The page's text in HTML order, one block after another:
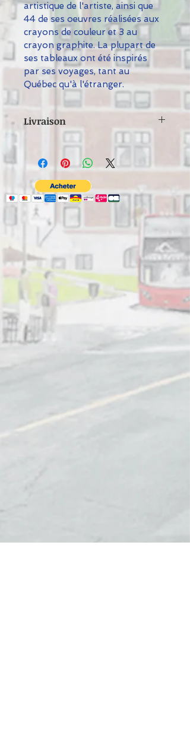
artistique de l'artiste, ainsi que
44 de ses oeuvres réalisées aux
crayons de couleur et 3 au
crayon graphite. La plupart de
ses tableaux ont été inspirés
par ses voyages, tant au
Québec qu'à l'étranger.
Livraison
Des frais de livraison seront ajoutés
à toute commande à l'extérieur du
Canada.